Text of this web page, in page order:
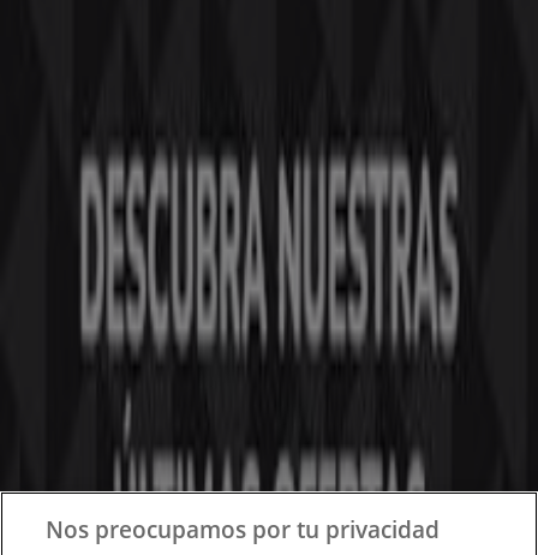
Tiendeo forma parte de Shopfully, la empresa
tecnológica que está reinventando las compras locales
en todo el mundo.
¿Qué hacemos?
Soluciones para empresas
Noticias y prensa
Trabaja con nosotros
Nos preocupamos por tu privacidad